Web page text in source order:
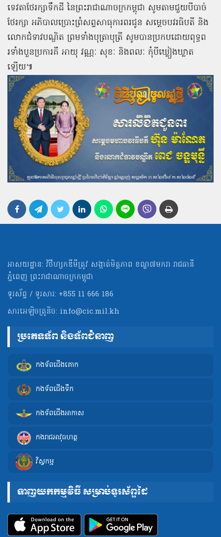
ទេវតាថែរក្សាទឹកដី នៃព្រះរាជាណាចក្រកម្ពុជា សូមតាមជួយបីបាច់
ថែរក្សា អភិបាលប្រោះព្រំសព្ទសាធុការពរជូន សម្ដេចបវរធិបតី និង
លោកជំទាវបណ្ឌិត ព្រមទាំងបុត្រាបុត្រី សូមបានប្រកបដោយពុទ្ធព
រទាំងបួនប្រការគឺ អាយុ វណ្ណៈ សុខៈ និងពលៈ កុំបីឃ្លៀងឃ្លាត
ឡើយ៕
អាសយដ្ឋាន: វិថីហ្សកឌីមីត្រូវ សង្កាត់មិត្ដភាព ខណ្ឌ៧មករា រាជធានី
ភ្នំពេញ ព្រះរាជាណាចក្រកម្ពុជា
ទូរស័ព្ទ / ទូរសារ: +855 11 666 186
សារអេឡិចត្រូនិច: info@cic.mil.kh
ប្រភេទទ័ព និងទ័ពជំនាញ
កងទ័ពជើងគោក
កងទ័ពជើងទឹក
កងទ័ពជើងអាកាស
កងរាជអាវុធហត្ថ
វិស្វកម្ម
ទាញយកកម្មវិធី សម្រាប់ទូរស័ព្ទដៃ